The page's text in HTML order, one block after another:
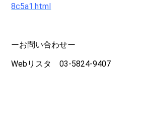
8c5a1.html
ーお問い合わせー
Webリスタ 03-5824-9407